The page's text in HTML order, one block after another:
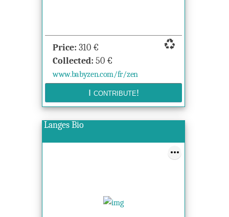
recycling
Price: 310 €
Collected: 50 €
www.babyzen.com/fr/zen
Langes Bio